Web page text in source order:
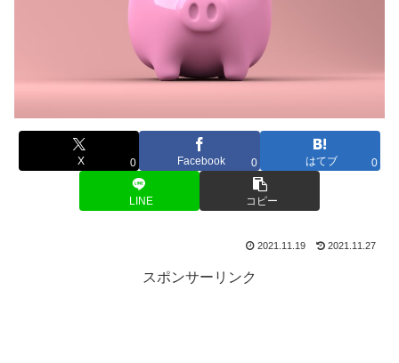
X 0 Facebook 0 はてブ 0
LINE コピー
2021.11.19 2021.11.27
スポンサーリンク